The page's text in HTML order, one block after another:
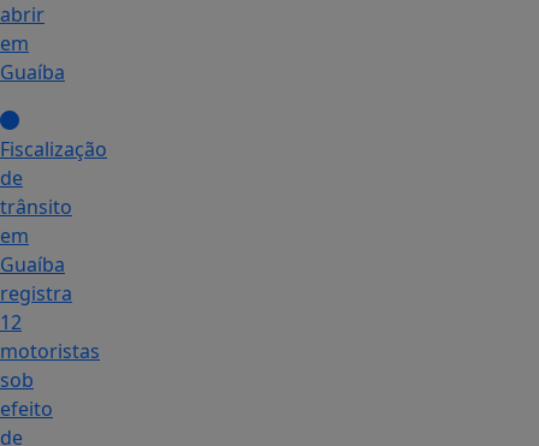
abrir
em
Guaíba
Fiscalização
de
trânsito
em
Guaíba
registra
12
motoristas
sob
efeito
de